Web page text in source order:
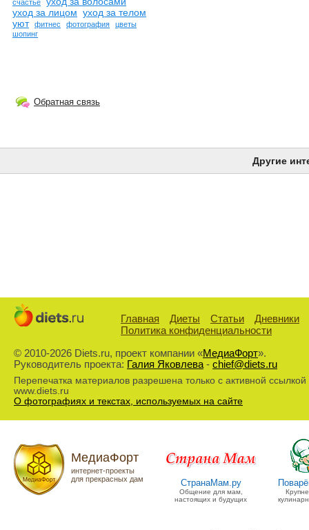
счастье
уход за лицом уход за телом
уют
фитнес фотография
цветы
шопинг
Обратная связь
Другие
Главная Диеты Статьи
Дневники
Политика конфиденциальности
© 2010-2026 Diets.ru, проект компании «МедиаФорт».
Руководитель проекта: Галия Яковлева- chief@diets.ru
Перепечатка материалов разрешена только с активной ссылкой
www.diets.ru
О фотографиях и текстах, используемых на сайте
МедиаФорт
интернет-проекты
для прекрасных дам
СтранаМам.ру
Общение для мам,
настоящих и будущих